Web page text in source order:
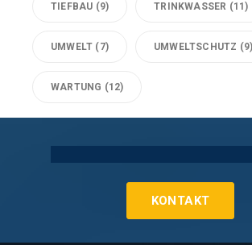
TIEFBAU (9) TRINKWASSER (11)
UMWELT (7) UMWELTSCHUTZ (9)
WARTUNG (12)
KONTAKT